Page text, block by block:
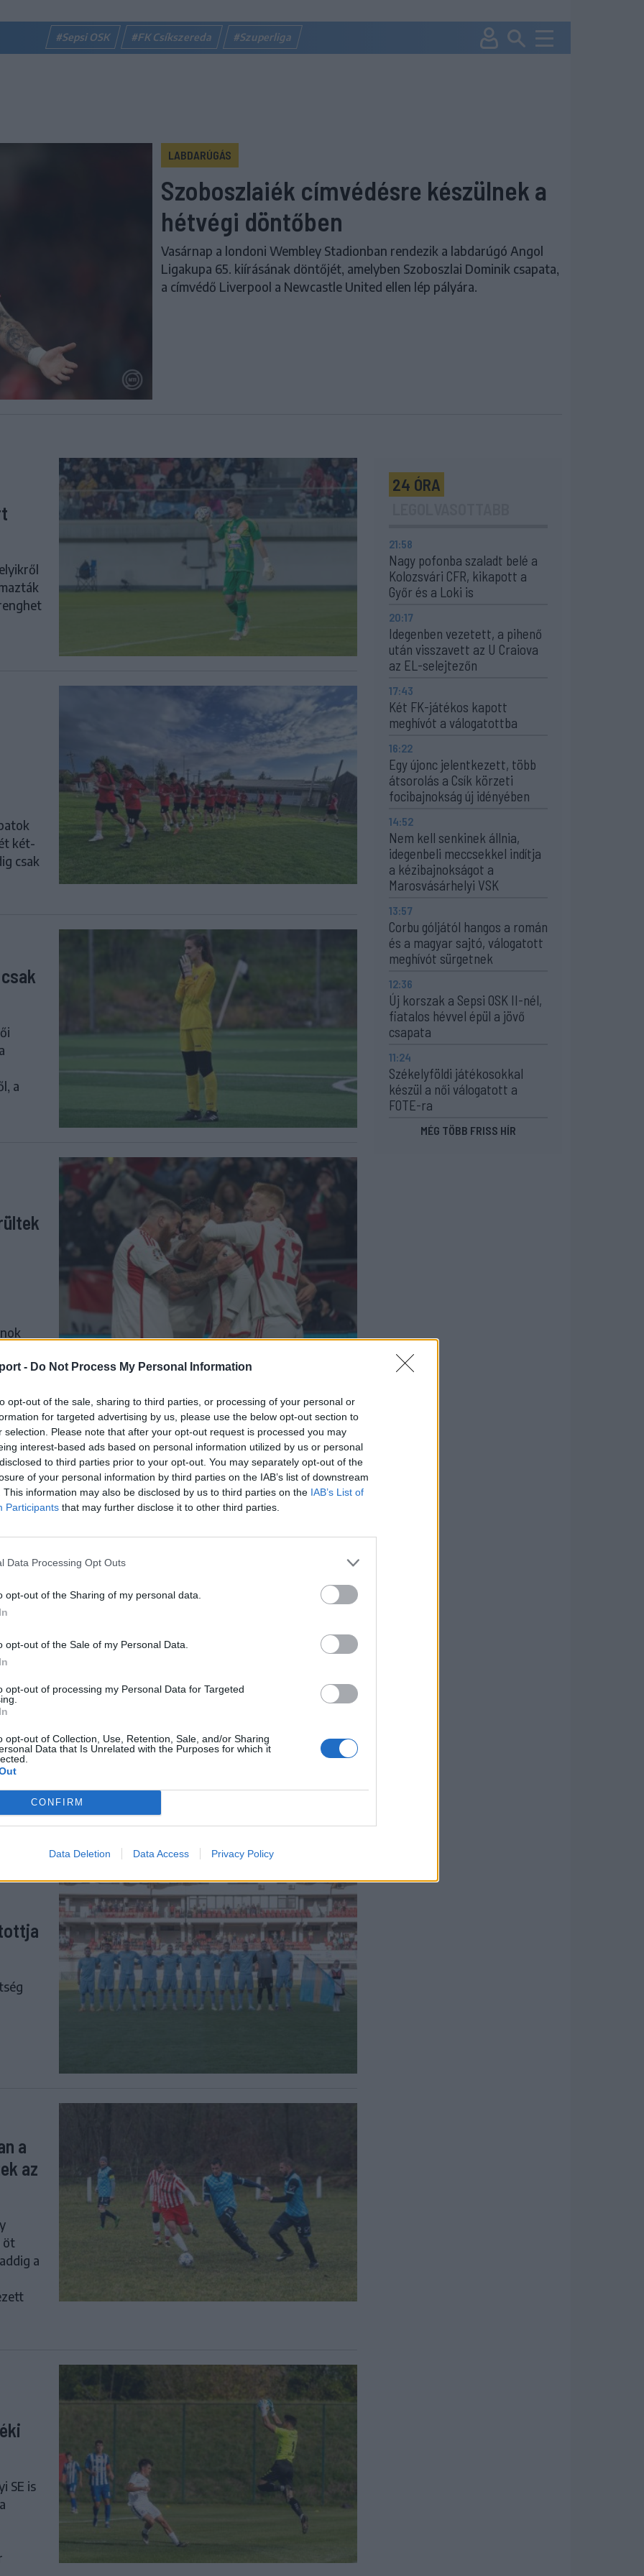
- Do Not Process My Personal Information
opt-out of the sale, sharing to third parties, or processing of your personal or
for targeted advertising by us, please use the below opt-out section to
selection. Please note that after your opt-out request is processed you may
interest-based ads based on personal information utilized by us or personal
to third parties prior to your opt-out. You may separately opt-out of the
of your personal information by third parties on the IAB’s list of downstream
This information may also be disclosed by us to third parties on the IAB’s List of
Participants that may further disclose it to other third parties.
Data Processing Opt Outs
opt-out of the Sharing of my personal data.
opt-out of the Sale of my Personal Data.
opt-out of processing my Personal Data for Targeted
opt-out of Collection, Use, Retention, Sale, and/or Sharing
Data that Is Unrelated with the Purposes for which it
CONFIRM
Data Deletion Data Access Privacy Policy
#Sepsi OSK #FK Csíkszereda #Szuperliga
LABDARÚGÁS
Szoboszlaiék címvédésre készülnek a
hétvégi döntőben
Vasárnap a londoni Wembley Stadionban rendezik a labdarúgó Angol
Ligakupa 65. kiírásának döntőjét, amelyben Szoboszlai Dominik csapata,
a címvédő Liverpool a Newcastle United ellen lép pályára.
két-
csak
a
viszont
a
az
öt
a
SE is
24 ÓRA
21:58
Nagy pofonba szaladt belé a
Kolozsvári CFR, kikapott a
Győr és a Loki is
20:17
Idegenben vezetett, a pihenő
után visszavett az U Craiova
az EL-selejtezőn
17:43
Két FK-játékos kapott
meghívót a válogatottba
16:22
Egy újonc jelentkezett, több
átsorolás a Csík körzeti
focibajnokság új idényében
14:52
Nem kell senkinek állnia,
idegenbeli meccsekkel indítja
a kézibajnokságot a
Marosvásárhelyi VSK
13:57
Corbu góljától hangos a román
és a magyar sajtó, válogatott
meghívót sürgetnek
12:36
Új korszak a Sepsi OSK II-nél,
fiatalos hévvel épül a jövő
csapata
11:24
Székelyföldi játékosokkal
készül a női válogatott a
FOTE-ra
MÉG TÖBB FRISS HÍR